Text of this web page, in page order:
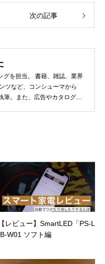
次の記事
グを担当。 書籍、雑誌、業界
ツなど、コンシューマから
筆。また、広告やカタログ、
LTO/SASなど）、セキュリテ
報漏えい対策/デザスタリカバ
ンプライアンス/ネットワーク
ールセキュリティなど）、ネッ
イッチ/グループウェア/サー
ライアント/ホスティングな
BI/カタログ/各種戦略/導入
材など）…ほか、多数執筆。
kenta@office-mica.com
【レビュー】SmartLED「PS-L
W01 ソフト編